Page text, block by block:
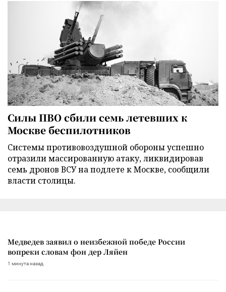
Силы ПВО сбили семь летевших к
Москве беспилотников
Cистемы противовоздушной обороны успешно
отразили массированную атаку, ликвидировав
семь дронов ВСУ на подлете к Москве, сообщили
власти столицы.
Медведев заявил о неизбежной победе России
вопреки словам фон дер Ляйен
1 минута назад